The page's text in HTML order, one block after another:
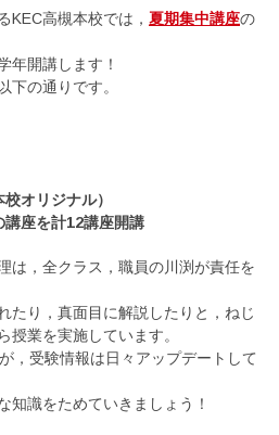
KEC高槻本校では， 夏期集中講座の
年開講します！
下の通りです。
オリジナル）
座を計12講座開講
は，全クラス，職員の川渕が責任を
たり，真面目に解説したりと，ねじ
授業を実施しています。
，受験情報は日々アップデートして
知識をためていきましょう！